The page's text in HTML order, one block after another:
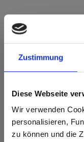
Zustimmung
Diese Webseite
Wir verwenden
personalisieren,
zu können und die
Max
Deze kleur is niet
Dichtstbijzijnde
Een vergelijking met